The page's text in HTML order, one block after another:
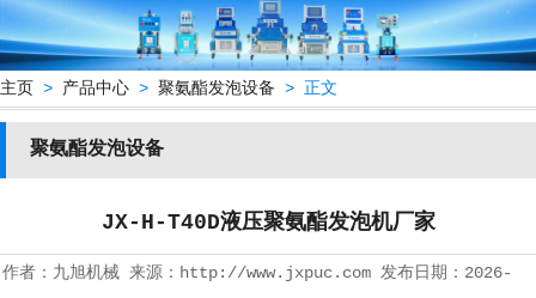
主页 > 产品中心 > 聚氨酯发泡设备 > 正文
聚氨酯发泡设备
JX-H-T40D液压聚氨酯发泡机厂家
作者：九旭机械 来源：http://www.jxpuc.com 发布日期：2026-